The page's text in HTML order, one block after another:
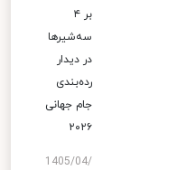
بر ۴
سه‌شیرها
در دیدار
رده‌بندی
جام جهانی
۲۰۲۶
1405/04/